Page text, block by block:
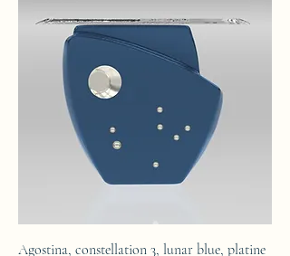
Agostina, constellation 3, lunar blue, platine